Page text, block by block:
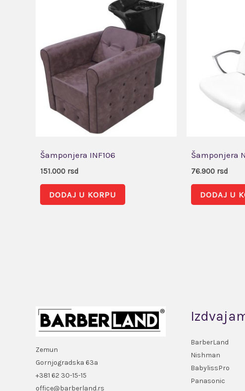
Šamponjera INF106
151.000 rsd
DODAJ U KORPU
Šamponjera
76.900 rsd
DODAJ U
Zemun
Gornjogradska 63a
+381 62 30-15-15
office@barberland.rs
BarberLand
Nishman
BabylissPro
Panasonic